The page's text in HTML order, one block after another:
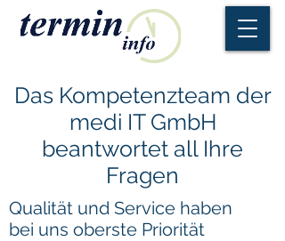
Das Kompetenzteam der
medi IT GmbH
beantwortet all Ihre
Fragen
Qualität und Service haben
bei uns oberste Priorität